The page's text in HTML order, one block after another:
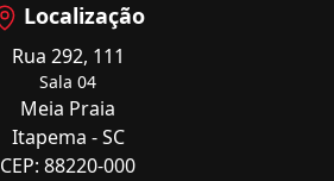
Localização
Rua 292, 111
Sala 04
Meia Praia
Itapema - SC
CEP: 88220-000